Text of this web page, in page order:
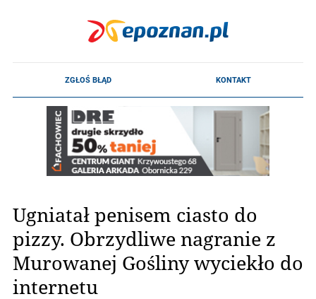
Ugniatał penisem ciasto do
pizzy. Obrzydliwe nagranie z
Murowanej Gośliny wyciekło do
internetu